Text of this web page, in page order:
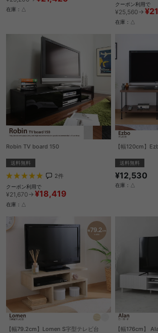
在庫：△
クーポン利用で
¥25,560→
在庫：△
Robin TV board 150
送料無料
2件
クーポン利用で
¥21,670→ ¥18,419
在庫：△
【幅120cm】
送料無料
¥12,530
在庫：△
【幅79.2cm】Lomen S字型テレビ台 【幅176cm】